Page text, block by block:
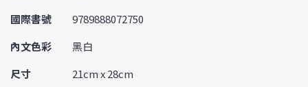
國際書號
9789888072750
內文色彩
黑白
尺寸
21cm x 28cm